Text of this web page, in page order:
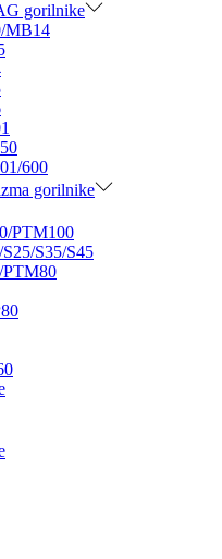
gorilnike
MB14
600
gorilnike
PTM100
S35/S45
PTM80